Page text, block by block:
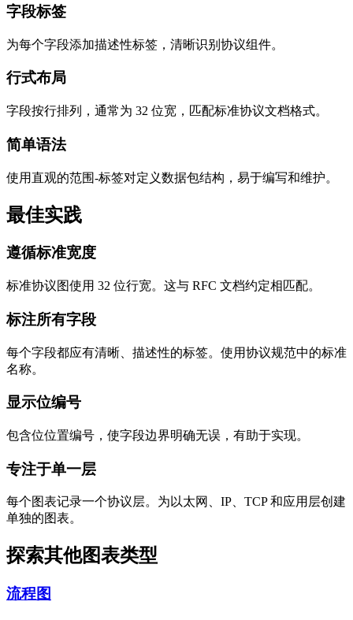
字段标签
为每个字段添加描述性标签，清晰识别协议组件。
行式布局
字段按行排列，通常为 32 位宽，匹配标准协议文档格式。
简单语法
使用直观的范围-标签对定义数据包结构，易于编写和维护。
最佳实践
遵循标准宽度
标准协议图使用 32 位行宽。这与 RFC 文档约定相匹配。
标注所有字段
每个字段都应有清晰、描述性的标签。使用协议规范中的标准
名称。
显示位编号
包含位位置编号，使字段边界明确无误，有助于实现。
专注于单一层
每个图表记录一个协议层。为以太网、IP、TCP 和应用层创建
单独的图表。
探索其他图表类型
流程图